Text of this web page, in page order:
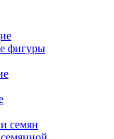
фигуры
семян